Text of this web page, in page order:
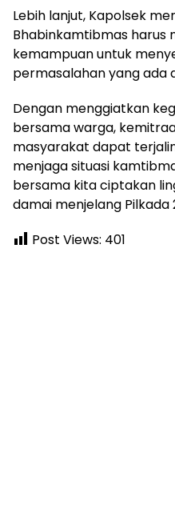
Lebih lanjut, Kapolsek
Bhabinkamtibmas harus
kemampuan untuk
permasalahan yang ada
Dengan menggiatkan
bersama warga,
masyarakat dapat
menjaga situasi
bersama kita ciptakan
damai menjelang
Post Views: 401